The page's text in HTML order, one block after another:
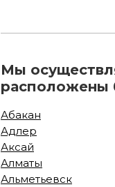
Мы
расположены
Абакан
Адлер
Аксай
Алматы
Альметьевск